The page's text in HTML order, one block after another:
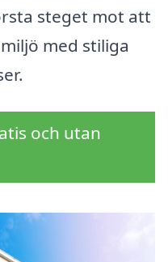
steget mot att
med stiliga
och utan